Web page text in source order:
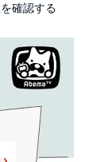
確認する